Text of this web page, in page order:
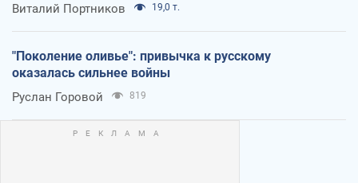
Виталий Портников 19,0 т.
"Поколение оливье": привычка к русскому
оказалась сильнее войны
Руслан Горовой 819